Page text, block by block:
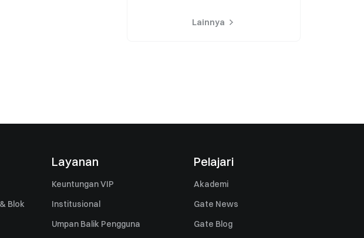
Lainnya
Blok
Layanan
Keuntungan VIP
Institusional
Umpan Balik Pengguna
Pelajari
Akademi
Gate News
Gate Blog